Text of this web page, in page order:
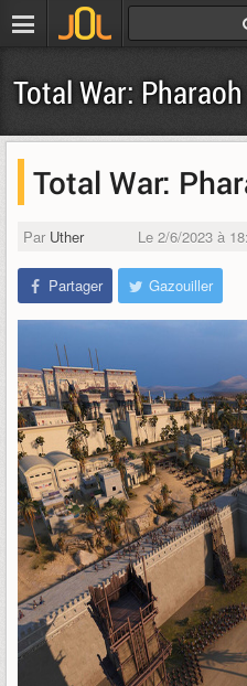
Total War: Pharaoh
Total War:
Par Uther Le 2/6/2023 à
Partager Gazouiller